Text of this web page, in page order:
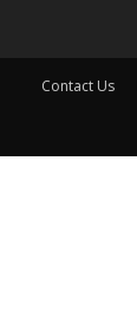
Contact Us